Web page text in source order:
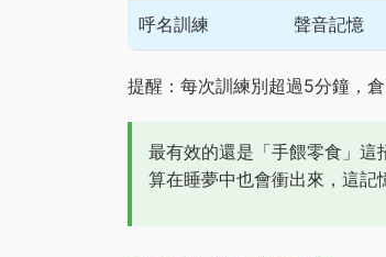
呼名訓練 聲音記憶
提醒：每次訓練別超過5分鐘，
最有效的還是「手餵零食」
算在睡夢中也會衝出來，這記